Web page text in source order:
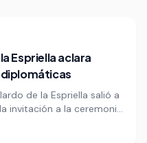
Espriella aclara
de la Espriella salió a
invitación a la ceremonia
al cuerpo
formales. La explicación